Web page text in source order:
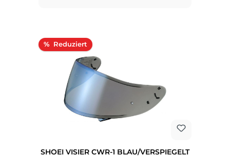
% Rabatt
SHOEI VISIER CWR-1 BLAU/VERSPIEGELT